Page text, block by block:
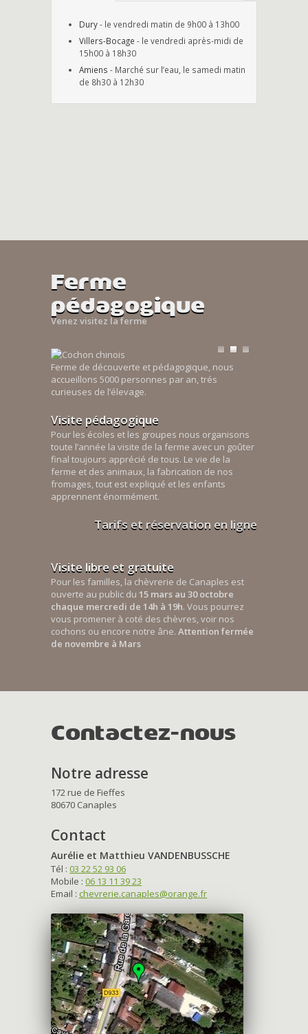
Dury- le vendredi matin de 9h00 à 13h00
Villers-Bocage - le vendredi après-midi de
15h00 à 18h30
Amiens - Marché sur l’eau, le samedi matin
de 8h30 à 12h30
Ferme
pédagogique
Venez visitez la ferme
Ferme de découverte et pédagogique, nous
accueillons 5000 personnes par an, trés
curieuses de l’élevage.
Visite pédagogique
Pour les écoles et les groupes nous organisons
toute l’année la visite de la ferme avec un goûter
final toujours apprécié de tous. Le vie de la
ferme et des animaux, la fabrication de nos
fromages, tout est expliqué et les enfants
apprennent énormément.
Tarifs et réservation en ligne
Visite libre et gratuite
Pour les familles, la chèvrerie de Canaples est
ouverte au public du 15 mars au 30 octobre
chaque mercredi de 14h à 19h. Vous pourrez
vous promener à coté des chèvres, voir nos
cochons ou encore notre âne. Attention fermée
de novembre à Mars
Contactez-nous
Notre adresse
172 rue de Fieffes
80670 Canaples
Contact
Aurélie et Matthieu VANDENBUSSCHE
Tél : 03 22 52 93 06
Mobile : 06 13 11 39 23
Email : chevrerie.canaples@orange.fr